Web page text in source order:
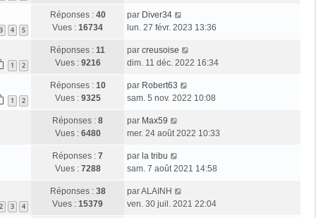
3 4 5
Réponses : 40
Vues : 16734
par Diver34
lun. 27 févr. 2023 13:36
1 2
Réponses : 11
Vues : 9216
par creusoise
dim. 11 déc. 2022 16:34
1 2
Réponses : 10
Vues : 9325
par Robert63
sam. 5 nov. 2022 10:08
Réponses : 8
Vues : 6480
par Max59
mer. 24 août 2022 10:33
Réponses : 7
Vues : 7288
par la tribu
sam. 7 août 2021 14:58
2 3 4
Réponses : 38
Vues : 15379
parALAINH
ven. 30 juil. 2021 22:04